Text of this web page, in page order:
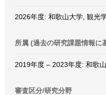
2026年度: 和歌山大学, 観光
所属 (過去の研究課題情報に
2019年度 – 2023年度: 和歌
審査区分/研究分野